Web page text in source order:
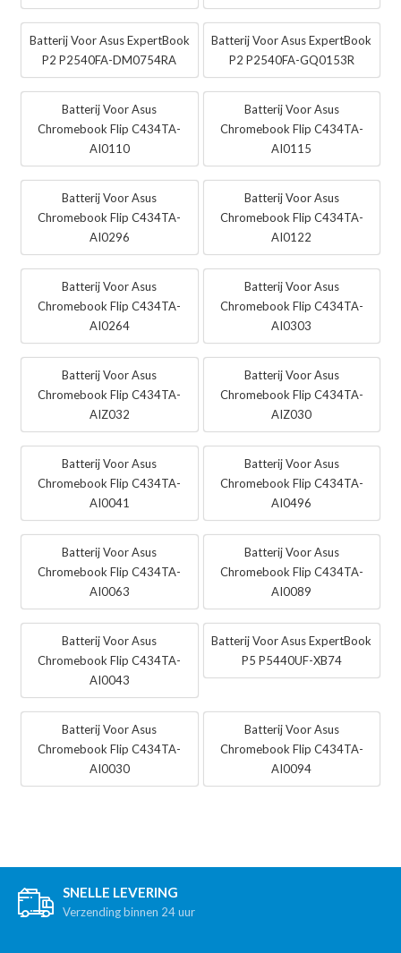
Batterij Voor Asus ExpertBook
P2 P2540FA-DM0754RA
Batterij Voor Asus ExpertBook
P2 P2540FA-GQ0153R
Batterij Voor Asus
Chromebook Flip C434TA-
AI0110
Batterij Voor Asus
Chromebook Flip C434TA-
AI0115
Batterij Voor Asus
Chromebook Flip C434TA-
AI0296
Batterij Voor Asus
Chromebook Flip C434TA-
AI0122
Batterij Voor Asus
Chromebook Flip C434TA-
AI0264
Batterij Voor Asus
Chromebook Flip C434TA-
AI0303
Batterij Voor Asus
Chromebook Flip C434TA-
AIZ032
Batterij Voor Asus
Chromebook Flip C434TA-
AIZ030
Batterij Voor Asus
Chromebook Flip C434TA-
AI0041
Batterij Voor Asus
Chromebook Flip C434TA-
AI0496
Batterij Voor Asus
Chromebook Flip C434TA-
AI0063
Batterij Voor Asus
Chromebook Flip C434TA-
AI0089
Batterij Voor Asus
Chromebook Flip C434TA-
AI0043
Batterij Voor Asus ExpertBook
P5 P5440UF-XB74
Batterij Voor Asus
Chromebook Flip C434TA-
AI0030
Batterij Voor Asus
Chromebook Flip C434TA-
AI0094
SNELLE LEVERING
Verzending binnen 24 uur